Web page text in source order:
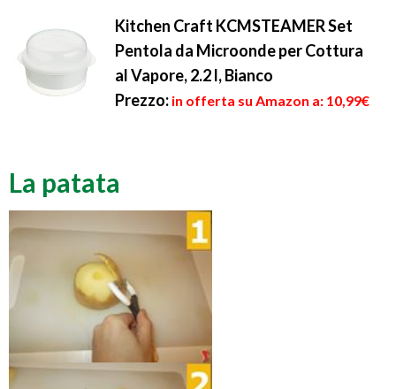
Kitchen Craft KCMSTEAMER Set
Pentola da Microonde per Cottura
al Vapore, 2.2 l, Bianco
Prezzo: in offerta su Amazon a: 10,99€
La patata